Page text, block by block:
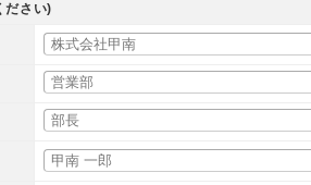
ださい)